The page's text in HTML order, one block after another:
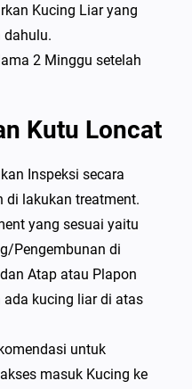
Kucing Liar yang
dahulu.
2 Minggu setelah
Kutu Loncat
Inspeksi secara
di lakukan treatment.
yang sesuai yaitu
Pengembunan di
Atap atau Plapon
kucing liar di atas
untuk
masuk Kucing ke